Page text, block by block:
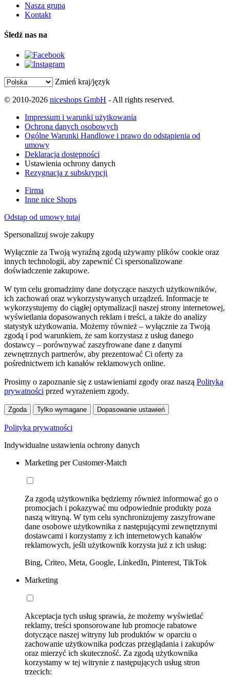
Nasza grupa
Kontakt
Śledź nas na
Zmień kraj/język
© 2010-2026 niceshops GmbH - All rights reserved.
Impressum i warunki użytkowania
Ochrona danych osobowych
Ogólne Warunki Handlowe i prawo do odstąpienia od
umowy
Deklaracja dostępności
Ustawienia ochrony danych
Rezygnacja z subskrypcji
Firma
Inne nice Shops
Odstąp od umowy tutaj
Spersonalizuj swoje zakupy
Wyłącznie za Twoją wyraźną zgodą używamy plików cookie oraz
innych technologii, aby zapewnić Ci spersonalizowane
doświadczenie zakupowe.
W tym celu gromadzimy dane dotyczące naszych użytkowników,
ich zachowań oraz wykorzystywanych urządzeń. Informacje te
wykorzystujemy do ciągłej optymalizacji naszej strony internetowej,
wyświetlania dopasowanych reklam i treści, a także do analizy
statystyk użytkowania. Możemy również – wyłącznie za Twoją
zgodą i pod warunkiem, że sam korzystasz z usług danego
dostawcy – porównywać zaszyfrowane dane z danymi
zewnętrznych partnerów, aby prezentować Ci oferty za
pośrednictwem ich kanałów reklamowych online.
Prosimy o zapoznanie się z ustawieniami zgody oraz naszą Polityką
prywatności przed wyrażeniem zgody.
Zgoda Tylko wymagane Dopasowanie ustawień
Polityka prywatności
Indywidualne ustawienia ochrony danych
Marketing per Customer-Match
Za zgodą użytkownika będziemy również informować go o
promocjach i pokazywać mu odpowiednie produkty poza
naszą witryną. W tym celu synchronizujemy zaszyfrowane
dane osobowe użytkownika z następującymi zewnętrznymi
dostawcami i korzystamy z ich internetowych kanałów
reklamowych, jeśli użytkownik korzysta już z ich usług:
Bing, Criteo, Meta, Google, LinkedIn, Pinterest, TikTok
Marketing
Akceptacja tych usług sprawia, że możemy wyświetlać
reklamy, treści sponsorowane lub promocje rabatowe
dotyczące naszej witryny lub produktów w oparciu o
zachowanie użytkownika podczas przeglądania i zakupów
oraz mierzyć ich skuteczność. Za zgodą użytkownika
korzystamy w tej witrynie z następujących usług stron
trzecich: